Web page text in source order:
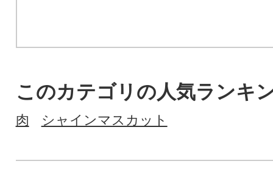
このカテゴリの人気ランキ
肉 シャインマスカット